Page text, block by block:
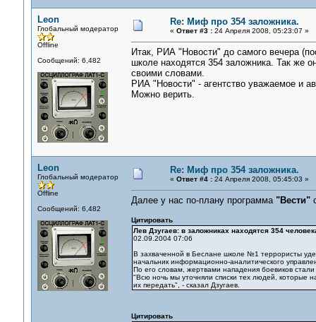
Leon
Глобальный модератор
Offline
Сообщений: 6,482
Re: Миф про 354 заложника.
« Ответ #3 :24 Апреля 2008, 05:23:07 »
Итак, РИА "Новости" до самого вечера
школе находятся 354 заложника. Так же
своими словами.
РИА "Новости" - агентство уважаемое и
Можно верить.
Leon
Глобальный модератор
Offline
Сообщений: 6,482
Re: Миф про 354 заложника.
« Ответ #4 :24 Апреля 2008, 05:45:03 »
Далее у нас по-плану программа "Вести"
Цитировать
Лев Дзугаев: в заложниках находятся 354
02.09.2004 07:06
В захваченной в Беслане школе №1 террористы
начальник информационно-аналитического
По его словам, жертвами нападения боевиков
"Всю ночь мы уточняли списки тех людей, которые
их передать", - сказал Дзугаев.
Цитировать